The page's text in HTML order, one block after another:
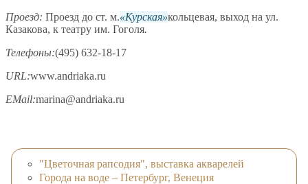
Проезд: Проезд до ст. м. Курская кольцевая, выход на ул.
Казакова, к театру им. Гоголя.
Телефоны:(495) 632-18-17
URL:www.andriaka.ru
EMail:marina@andriaka.ru
"Цветочная рапсодия", выставка акварелей
Города на воде – Петербург, Венеция